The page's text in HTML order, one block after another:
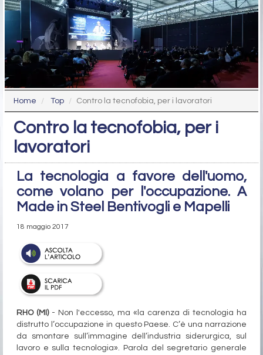
Home Top Contro la tecnofobia, per i lavoratori
Contro la tecnofobia, per i
lavoratori
La tecnologia a favore dell'uomo,
come volano per l'occupazione. A
Made in Steel Bentivogli e Mapelli
18 maggio 2017
RHO (MI)- Non l'eccesso, ma «la carenza di tecnologia ha
distrutto l’occupazione in questo Paese. C’è una narrazione
da smontare sull’immagine dell’industria siderurgica, sul
lavoro e sulla tecnologia». Parola del segretario generale